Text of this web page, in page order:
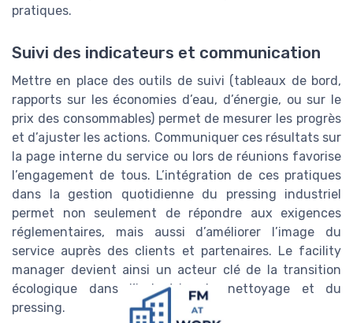
pratiques.
Suivi des indicateurs et communication
Mettre en place des outils de suivi (tableaux de bord,
rapports sur les économies d’eau, d’énergie, ou sur le
prix des consommables) permet de mesurer les progrès
et d’ajuster les actions. Communiquer ces résultats sur
la page interne du service ou lors de réunions favorise
l’engagement de tous. L’intégration de ces pratiques
dans la gestion quotidienne du pressing industriel
permet non seulement de répondre aux exigences
réglementaires, mais aussi d’améliorer l’image du
service auprès des clients et partenaires. Le facility
manager devient ainsi un acteur clé de la transition
écologique dans l’industrie du nettoyage et du
pressing.